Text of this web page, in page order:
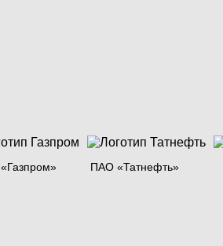
ПАО «Татнефть»